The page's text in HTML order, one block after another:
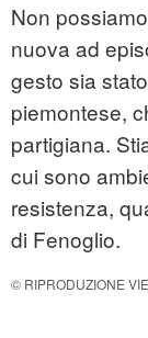
Non
nuova ad
gesto sia
piemontese,
partigiana.
cui sono
resistenza,
di Fenoglio.
© RIPRODUZIONE